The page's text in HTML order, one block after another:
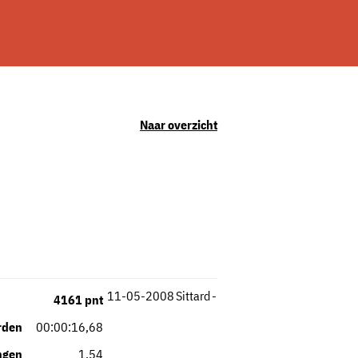
Naar overzicht
Sittard
4161 pnt
00:00:16,68
1,54
-
11-05-2008